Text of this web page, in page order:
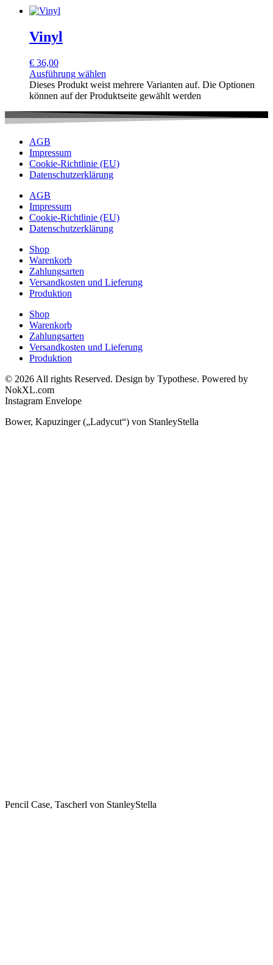
Vinyl
€ 36,00
Ausführung wählen
Dieses Produkt weist mehrere Varianten auf. Die Optionen
können auf der Produktseite gewählt werden
AGB
Impressum
Cookie-Richtlinie (EU)
Datenschutzerklärung
AGB
Impressum
Cookie-Richtlinie (EU)
Datenschutzerklärung
Shop
Warenkorb
Zahlungsarten
Versandkosten und Lieferung
Produktion
Shop
Warenkorb
Zahlungsarten
Versandkosten und Lieferung
Produktion
© 2026 All rights Reserved. Design by Typothese. Powered by
NokXL.com
Instagram Envelope
Bower, Kapuzinger („Ladycut“) von StanleyStella
Pencil Case, Tascherl von StanleyStella